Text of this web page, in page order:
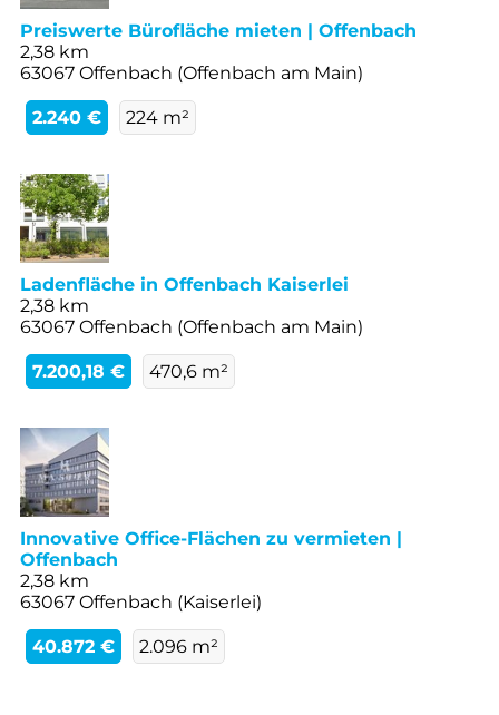
Preiswerte Bürofläche mieten | Offenbach
2,38 km
63067 Offenbach (Offenbach am Main)
2.240 € 224 m²
Ladenfläche in Offenbach Kaiserlei
2,38 km
63067 Offenbach (Offenbach am Main)
7.200,18 € 470,6 m²
Innovative Office-Flächen zu vermieten |
Offenbach
2,38 km
63067 Offenbach (Kaiserlei)
40.872 € 2.096 m²